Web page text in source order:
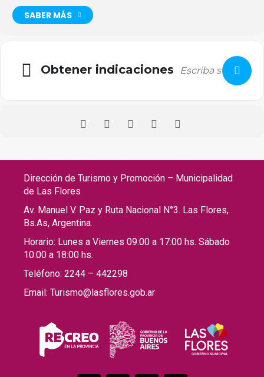
SABER MÁS
Obtener indicaciones
Dirección de Turismo y Promoción – Municipalidad
de Las Flores
Av. Manuel V. Paz y Ruta Nacional N°3. Las Flores,
Bs.As, Argentina.
Horario: Lunes a Viernes 09:00 a 17:00 hs. Sábado
10:00 a 18:00 hs.
Teléfono: 2244 – 442298
Email: Turismo@lasflores.gob.ar